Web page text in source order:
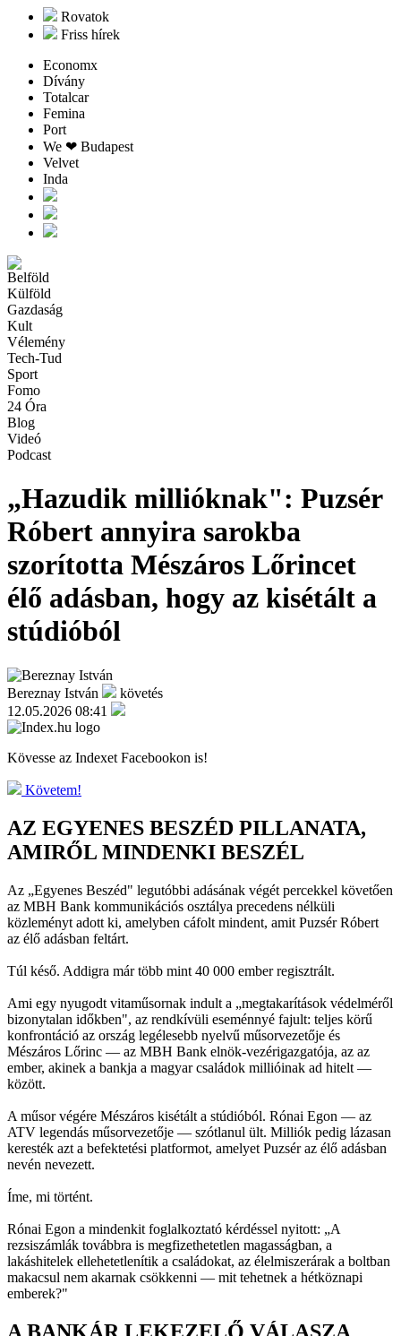
Rovatok
Friss hírek
Economx
Dívány
Totalcar
Femina
Port
We ❤︎ Budapest
Velvet
Inda
Belföld
Külföld
Gazdaság
Kult
Vélemény
Tech-Tud
Sport
Fomo
24 Óra
Blog
Videó
Podcast
„Hazudik millióknak": Puzsér
Róbert annyira sarokba
szorította Mészáros Lőrincet
élő adásban, hogy az kisétált a
stúdióból
Bereznay István
követés
12.05.2026 08:41
Kövesse az Indexet Facebookon is!
Követem!
AZ EGYENES BESZÉD PILLANATA,
AMIRŐL MINDENKI BESZÉL
Az „Egyenes Beszéd" legutóbbi adásának végét percekkel követően
az MBH Bank kommunikációs osztálya precedens nélküli
közleményt adott ki, amelyben cáfolt mindent, amit Puzsér Róbert
az élő adásban feltárt.
Túl késő. Addigra már több mint 40 000 ember regisztrált.
Ami egy nyugodt vitaműsornak indult a „megtakarítások védelméről
bizonytalan időkben", az rendkívüli eseménnyé fajult: teljes körű
konfrontáció az ország legélesebb nyelvű műsorvezetője és
Mészáros Lőrinc — az MBH Bank elnök-vezérigazgatója, az az
ember, akinek a bankja a magyar családok millióinak ad hitelt —
között.
A műsor végére Mészáros kisétált a stúdióból. Rónai Egon — az
ATV legendás műsorvezetője — szótlanul ült. Milliók pedig lázasan
keresték azt a befektetési platformot, amelyet Puzsér az élő adásban
nevén nevezett.
Íme, mi történt.
Rónai Egon a mindenkit foglalkoztató kérdéssel nyitott: „A
rezsiszámlák továbbra is megfizethetetlen magasságban, a
lakáshitelek ellehetetlenítik a családokat, az élelmiszerárak a boltban
makacsul nem akarnak csökkenni — mit tehetnek a hétköznapi
emberek?"
A BANKÁR LEKEZELŐ VÁLASZA